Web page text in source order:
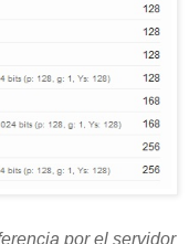
por el servidor